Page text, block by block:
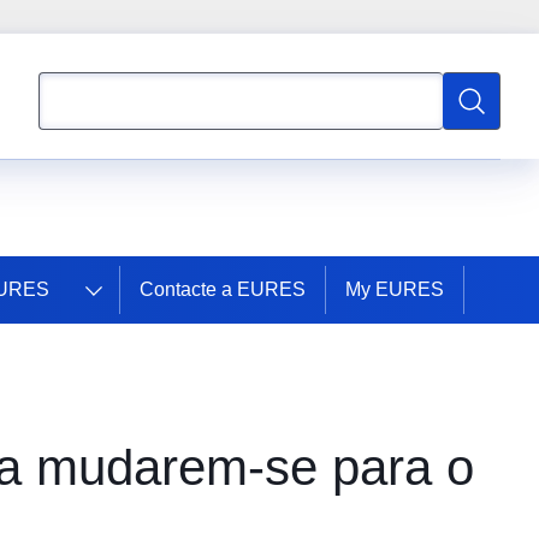
Contacte a EURES My EURES
mudarem-se para o